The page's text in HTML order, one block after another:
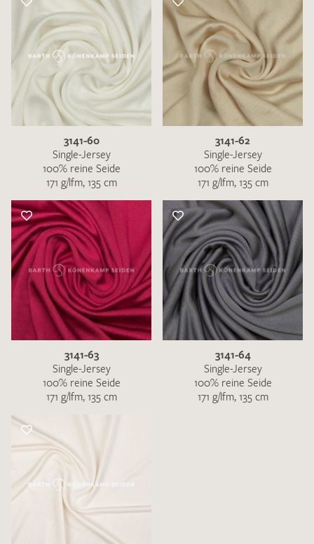
zur Beantwortung meiner Musteranfrage genutzt werden.
DieDatenschutzbestimmungen
genommen und akzeptiere diese.
3141-60
Single-Jersey
100% reine Seide
171 g/lfm, 135 cm
3141-62
Single-Jersey
100% reine Seide
171 g/lfm, 135 cm
3141-63
Single-Jersey
100% reine Seide
171 g/lfm, 135 cm
3141-64
Single-Jersey
100% reine Seide
171 g/lfm, 135 cm